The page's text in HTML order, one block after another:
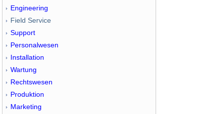
Engineering
Field Service
Support
Personalwesen
Installation
Wartung
Rechtswesen
Produktion
Marketing